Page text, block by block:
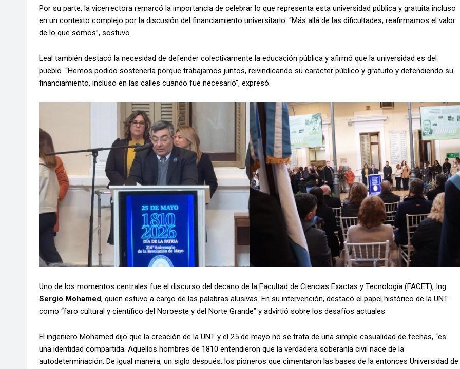
Por su parte, la vicerrectora remarcó la importancia de celebrar lo que representa esta universidad pública y gratuita incluso
en un contexto complejo por la discusión del financiamiento universitario. “Más allá de las dificultades, reafirmamos el valor
de lo que somos”, sostuvo.
Leal también destacó la necesidad de defender colectivamente la educación pública y afirmó que la universidad es del
pueblo. “Hemos podido sostenerla porque trabajamos juntos, reivindicando su carácter público y gratuito y defendiendo su
financiamiento, incluso en las calles cuando fue necesario”, expresó.
Uno de los momentos centrales fue el discurso del decano de la Facultad de Ciencias Exactas y Tecnología (FACET), Ing.
Sergio Mohamed, quien estuvo a cargo de las palabras alusivas. En su intervención, destacó el papel histórico de la UNT
como “faro cultural y científico del Noroeste y del Norte Grande” y advirtió sobre los desafíos actuales.
El ingeniero Mohamed dijo que la creación de la UNT y el 25 de mayo no se trata de una simple casualidad de fechas, “es
una identidad compartida. Aquellos hombres de 1810 entendieron que la verdadera soberanía civil nace de la
autodeterminación. De igual manera, un siglo después, los pioneros que cimentaron las bases de la entonces Universidad de